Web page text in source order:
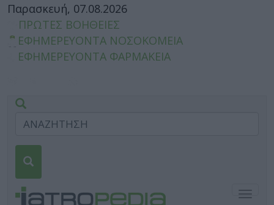
Παρασκευή, 07.08.2026
ΠΡΩΤΕΣ ΒΟΗΘΕΙΕΣ
ΕΦΗΜΕΡΕΥΟΝΤΑ ΝΟΣΟΚΟΜΕΙΑ
ΕΦΗΜΕΡΕΥΟΝΤΑ ΦΑΡΜΑΚΕΙΑ